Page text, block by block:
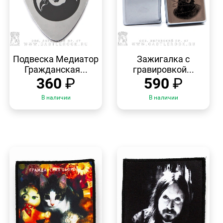
ПРОСМОТР
Подвеска Медиатор
Гражданская...
360 ₽
В наличии
Зажигалка с
гравировкой...
590 ₽
В наличии